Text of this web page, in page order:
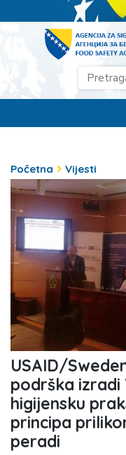
Početna Vijesti
USAID/
podrška izradi
higijensku
principa
peradi